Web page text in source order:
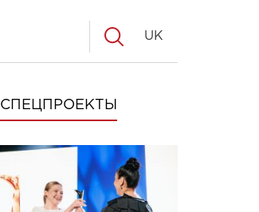
UK
СПЕЦПРОЕКТЫ